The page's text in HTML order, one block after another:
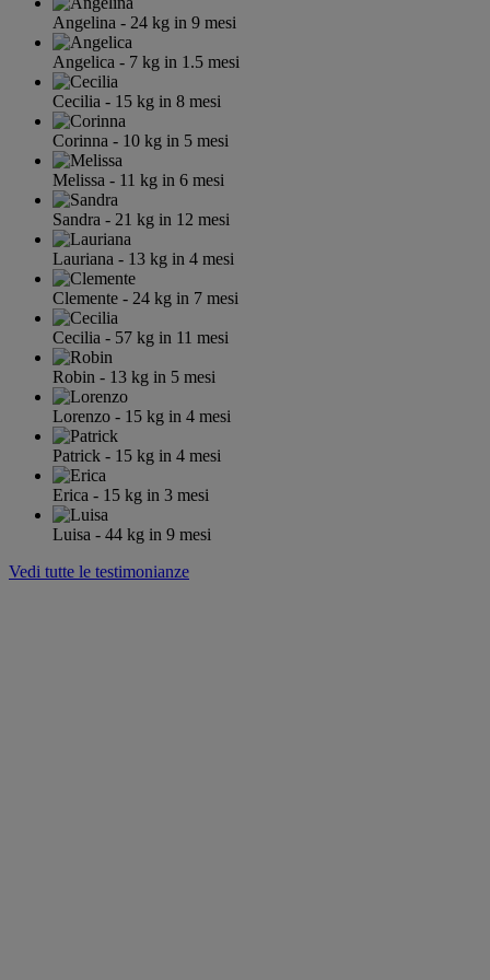
Angelina - 24 kg in 9 mesi
Angelica - 7 kg in 1.5 mesi
Cecilia - 15 kg in 8 mesi
Corinna - 10 kg in 5 mesi
Melissa - 11 kg in 6 mesi
Sandra - 21 kg in 12 mesi
Lauriana - 13 kg in 4 mesi
Clemente - 24 kg in 7 mesi
Cecilia - 57 kg in 11 mesi
Robin - 13 kg in 5 mesi
Lorenzo - 15 kg in 4 mesi
Patrick - 15 kg in 4 mesi
Erica - 15 kg in 3 mesi
Luisa - 44 kg in 9 mesi
Vedi tutte le testimonianze